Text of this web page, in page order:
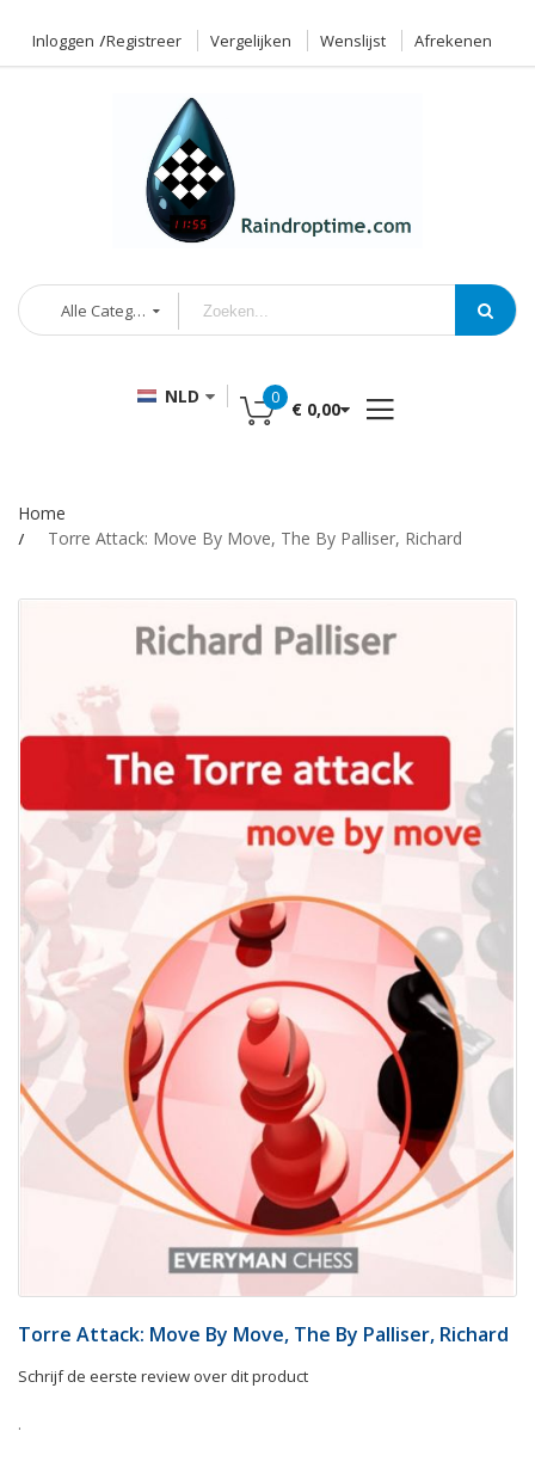
Inloggen Registreer Vergelijken Wenslijst Afrekenen
Alle Categorieën
NLD 0
€ 0,00
Home
Torre Attack: Move By Move, The By Palliser, Richard
Torre Attack: Move By Move, The By Palliser, Richard
Schrijf de eerste review over dit product
.